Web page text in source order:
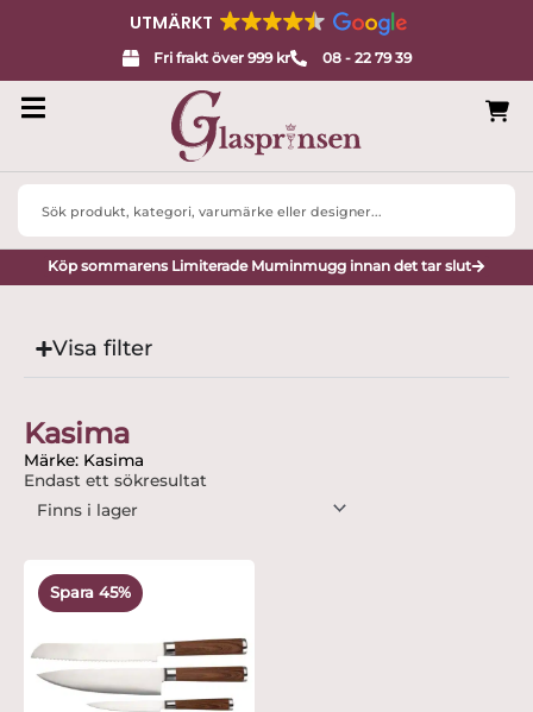
UTMÄRKT
Fri frakt över 999 kr 08 - 22 79 39
Search
Köp sommarens Limiterade Muminmugg innan det tar slut
Visa filter
Kasima
Märke: Kasima
Endast ett sökresultat
Spara 45%
ursprungliga
629 kr.
nuvarande
348.44 kr.